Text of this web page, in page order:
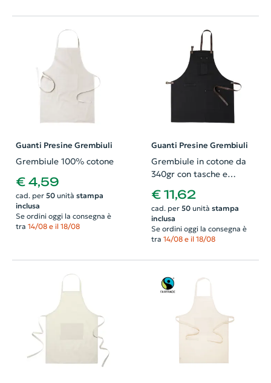
Guanti Presine Grembiuli
Grembiule 100% cotone
€ 4,59
cad. per 50unità stampa
inclusa
Se ordini oggi la consegna è
tra 14/08 e il 18/08
Guanti Presine Grembiuli
Grembiule in cotone da
340gr con tasche e
cinghie in PU
€ 11,62
cad. per 50unità stampa
inclusa
Se ordini oggi la consegna è
tra 14/08 e il 18/08